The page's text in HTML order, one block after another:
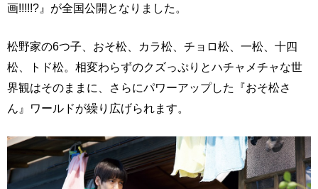
画!!!!!?』が全国公開となりました。
松野家の6つ子、おそ松、カラ松、チョロ松、一松、十四
松、トド松。相変わらずのクズっぷりとハチャメチャな世
界観はそのままに、さらにパワーアップした『おそ松さ
ん』ワールドが繰り広げられます。